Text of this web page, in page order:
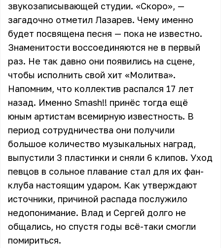
звукозаписывающей студии. «Скоро», —
загадочно отметил Лазарев. Чему именно
будет посвящена песня — пока не известно.
Знаменитости воссоединяются не в первый
раз. Не так давно они появились на сцене,
чтобы исполнить свой хит «Молитва».
Напомним, что коллектив распался 17 лет
назад. Именно Smash!! принёс тогда ещё
юным артистам всемирную известность. В
период сотрудничества они получили
большое количество музыкальных наград,
выпустили 3 пластинки и сняли 6 клипов. Уход
певцов в сольное плавание стал для их фан-
клуба настоящим ударом. Как утверждают
источники, причиной распада послужило
недопонимание. Влад и Сергей долго не
общались, но спустя годы всё-таки смогли
помириться.